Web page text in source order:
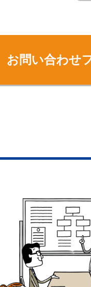
お問い合わせ